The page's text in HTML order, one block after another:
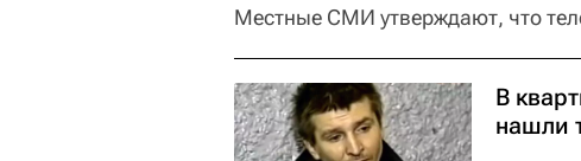
Местные СМИ утверждают, что
В
нашли